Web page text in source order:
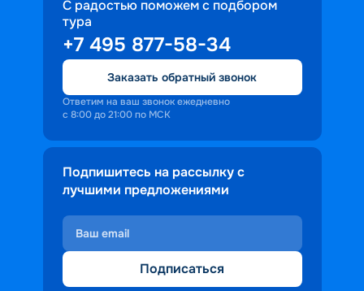
С радостью поможем с подбором
тура
+7 495 877-58-34
Заказать обратный звонок
Ответим на ваш звонок ежедневно
с 8:00 до 21:00 по МСК
Подпишитесь на рассылку с
лучшими предложениями
Подписаться